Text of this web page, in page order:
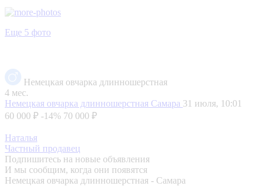
Еще 5 фото
Немецкая овчарка длинношерстная
4 мес.
Немецкая овчарка длинношерстная Самара 31 июля, 10:01
60 000 ₽ -14% 70 000 ₽
Наталья
Частный продавец
Подпишитесь на новые объявления
И мы сообщим, когда они появятся
Немецкая овчарка длинношерстная - Самара